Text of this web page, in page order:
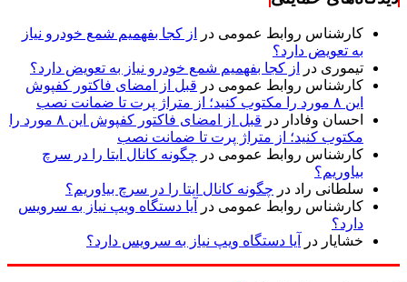
کارشناس روابط عمومی در
از کجا بفهمیم شمع خودرو نیاز
به تعویض دارد؟
تیموری در
از کجا بفهمیم شمع خودرو نیاز به تعویض دارد؟
کارشناس روابط عمومی در قبل از امضای فاکتور کفپوش
این ۸ مورد را مکتوب کنید؛ از متراژ پرت تا ضمانت نصب
احسان وفادار در
قبل از امضای فاکتور کفپوش این ۸ مورد را
مکتوب کنید؛ از متراژ پرت تا ضمانت نصب
کارشناس روابط عمومی در چگونه کانال ایتا را در سرچ
بیاوریم؟
سلطانی راد در چگونه کانال ایتا را در سرچ بیاوریم؟
کارشناس روابط عمومی در
آیا دستگاه ویپ نیاز به سرویس
دارد؟
خشایار در آیا دستگاه ویپ نیاز به سرویس دارد؟